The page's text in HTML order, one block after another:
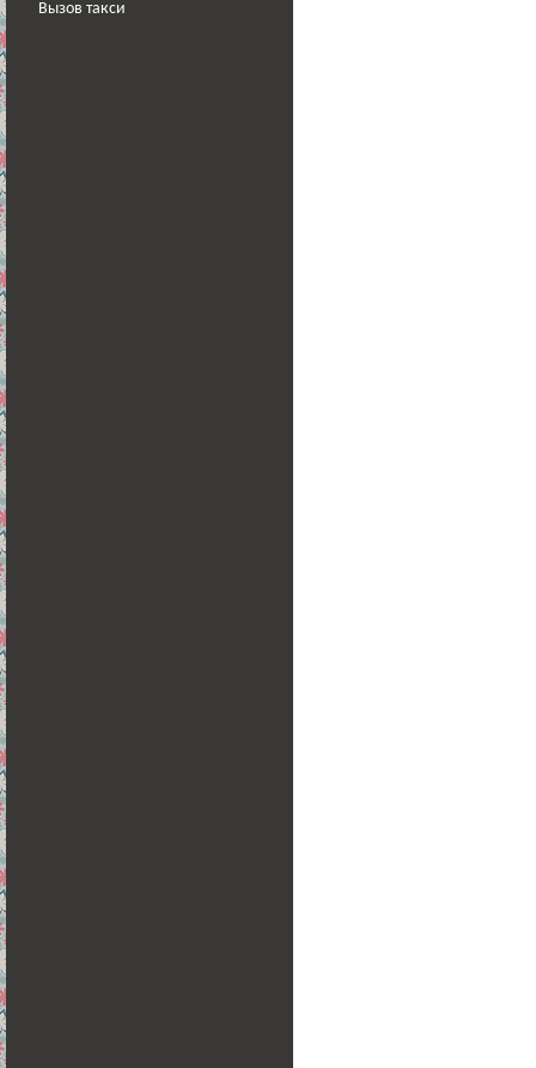
Вызов такси